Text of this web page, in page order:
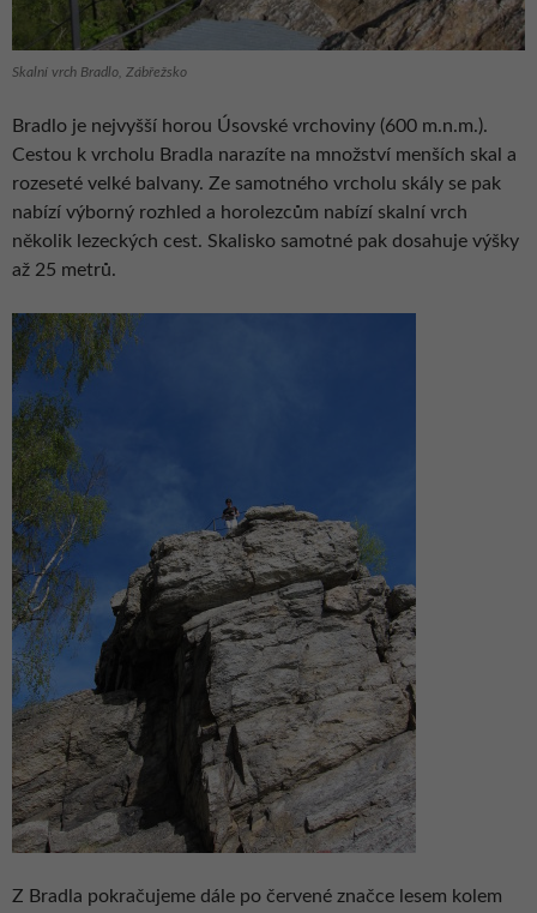
Skalní vrch Bradlo, Zábřežsko
Bradlo je nejvyšší horou Úsovské vrchoviny (600 m.n.m.).
Cestou k vrcholu Bradla narazíte na množství menších skal a
rozeseté velké balvany. Ze samotného vrcholu skály se pak
nabízí výborný rozhled a horolezcům nabízí skalní vrch
několik lezeckých cest. Skalisko samotné pak dosahuje výšky
až 25 metrů.
Z Bradla pokračujeme dále po červené značce lesem kolem